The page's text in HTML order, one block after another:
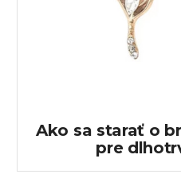
Ako sa starať o
pre